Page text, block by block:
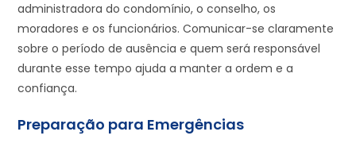
administradora do condomínio, o conselho, os
moradores e os funcionários. Comunicar-se claramente
sobre o período de ausência e quem será responsável
durante esse tempo ajuda a manter a ordem e a
confiança.
Preparação para Emergências